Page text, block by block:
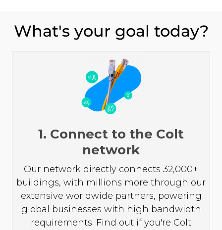
What's your goal today?
1. Connect to the Colt
network
Our network directly connects 32,000+
buildings, with millions more through our
extensive worldwide partners, powering
global businesses with high bandwidth
requirements. Find out if you're Colt